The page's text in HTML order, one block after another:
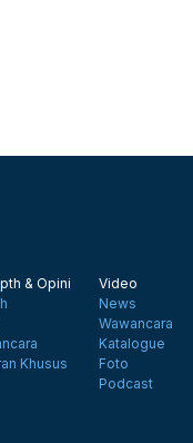
& Opini
Khusus
Video
News
Wawancara
Katalogue
Foto
Podcast